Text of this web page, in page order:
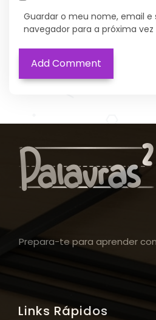
Guardar o meu nome, email e
navegador para a próxima
Prepara-te para aprender
Links Rápidos